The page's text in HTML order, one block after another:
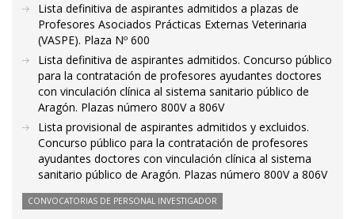
Lista definitiva de aspirantes admitidos a plazas de
Profesores Asociados Prácticas Externas Veterinaria
(VASPE). Plaza Nº 600
Lista definitiva de aspirantes admitidos. Concurso público
para la contratación de profesores ayudantes doctores
con vinculación clínica al sistema sanitario público de
Aragón. Plazas número 800V a 806V
Lista provisional de aspirantes admitidos y excluidos.
Concurso público para la contratación de profesores
ayudantes doctores con vinculación clínica al sistema
sanitario público de Aragón. Plazas número 800V a 806V
CONVOCATORIAS DE PERSONAL INVESTIGADOR